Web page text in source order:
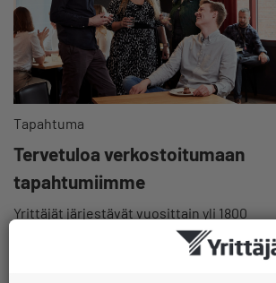
Tapahtuma
Tervetuloa verkostoitumaan
tapahtumiimme
Yrittäjät järjestävät vuosittain yli 1800
tapahtumaa paikallisesti, alueellisesti ja
valtakunnallisesti! Tule mukaan oppimaan